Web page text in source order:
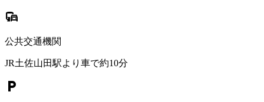
commute
公共交通機関
JR土佐山田駅より車で約10分
local_parking